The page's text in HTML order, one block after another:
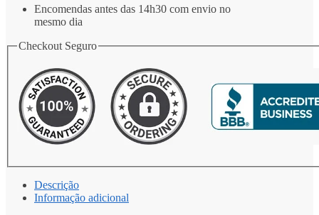
Encomendas antes das 14h30 com envio no
mesmo dia
Checkout Seguro
Descrição
Informação adicional